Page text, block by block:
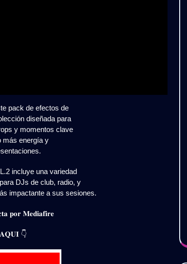
pack de efectos de
diseñada para
y momentos clave
más energía y
incluye una variedad
DJs de club, radio, y
impactante a sus sesiones.
𝐩𝐨𝐫 𝐌𝐞𝐝𝐢𝐚𝐟𝐢𝐫𝐞
👇